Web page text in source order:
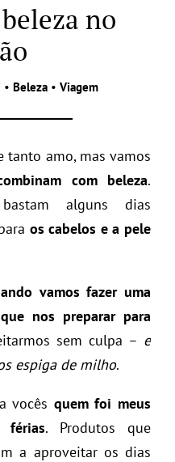
no
• Beleza • Viagem
tanto amo, mas vamos
com beleza.
alguns dias
os cabelos e a pele
vamos fazer uma
nos preparar para
sem culpa – e
espiga de milho.
vocês quem foi meus
férias. Produtos que
a aproveitar os dias